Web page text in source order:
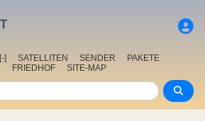
[-] SATELLITEN SENDER
PAKETE
FRIEDHOF SITE-MAP